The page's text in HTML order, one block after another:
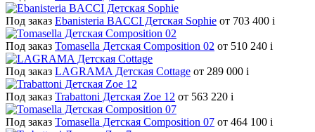
Под заказ Ebanisteria BACCI Детская Sophie от 703 400 i
Под заказ Tomasella Детская Composition 02 от 510 240 i
Под заказ LAGRAMA Детская Cottage от 289 000 i
Под заказ Trabattoni Детская Zoe 12 от 563 220 i
Под заказ Tomasella Детская Composition 07 от 464 100 i